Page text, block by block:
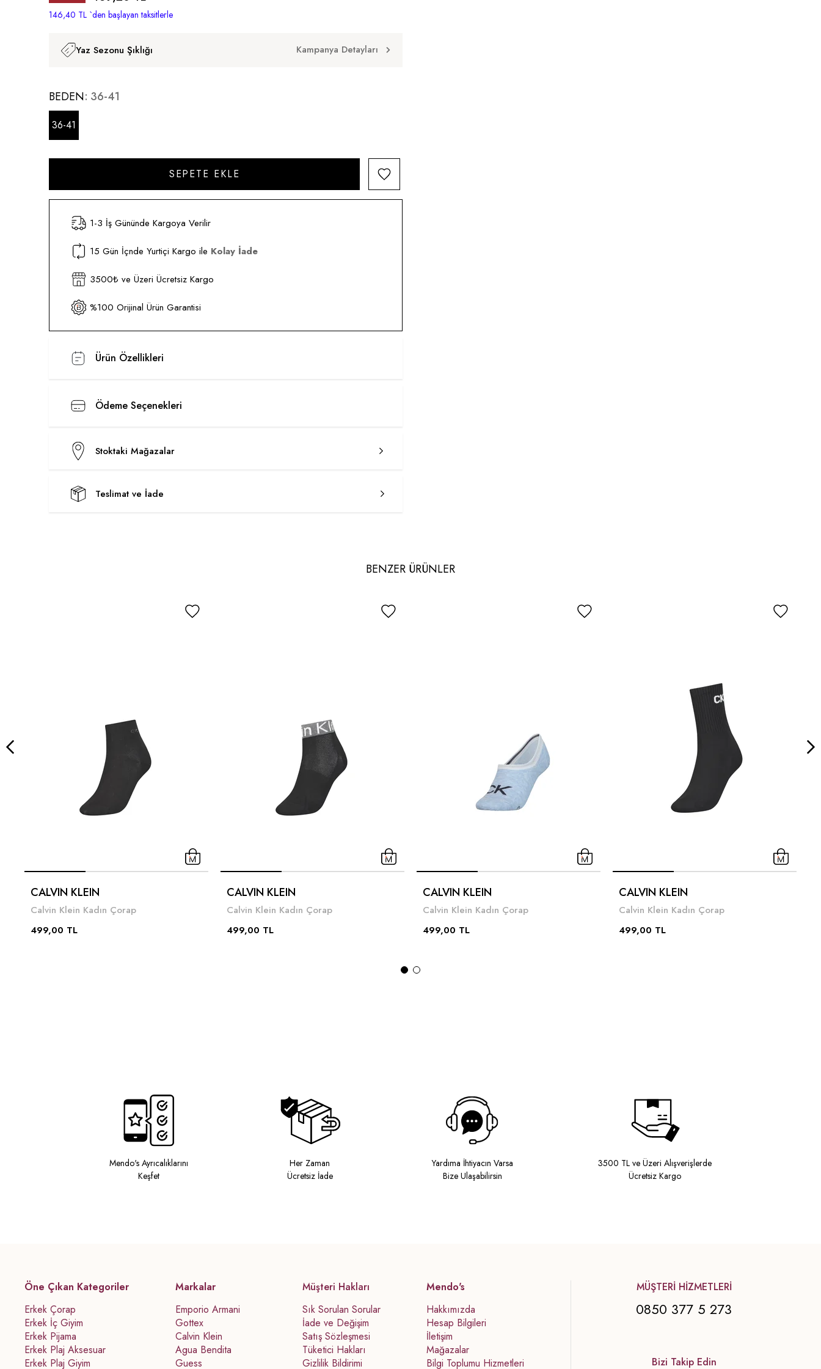
İndirim
146,40 TL `den başlayan taksitlerle
Yaz Sezonu Şıklığı Kampanya Detayları
BEDEN 36-41
36-41
1-3 İş Gününde Kargoya Verilir
15 Gün İçnde Yurtiçi Kargo ile Kolay İade
3500₺ ve Üzeri Ücretsiz Kargo
%100 Orijinal Ürün Garantisi
Ürün Özellikleri
Ödeme Seçenekleri
Stoktaki Mağazalar
Teslimat ve İade
BENZER ÜRÜNLER
CALVIN KLEIN
Calvin Klein Kadın Çorap
499,00 TL
CALVIN KLEIN
Calvin Klein Kadın Çorap
499,00 TL
CALVIN KLEIN
Calvin Klein Kadın Çorap
499,00 TL
CALVIN KLEIN
Calvin Klein Kadın Çorap
499,00 TL
Mendo's Ayrıcalıklarını
Keşfet
Her Zaman
Ücretsiz İade
Yardıma İhtiyacın Varsa
Bize Ulaşabilirsin
3500 TL ve Üzeri Alışverişlerde
Ücretsiz Kargo
Öne Çıkan Kategoriler
Erkek Çorap
Erkek İç Giyim
Erkek Pijama
Erkek Plaj Aksesuar
Erkek Plaj Giyim
Markalar
Emporio Armani
Gottex
Calvin Klein
Agua Bendita
Guess
Müşteri Hakları
Sık Sorulan Sorular
İade ve Değişim
Satış Sözleşmesi
Tüketici Hakları
Gizlilik Bildirimi
Mendo's
Hakkımızda
Hesap Bilgileri
İletişim
Mağazalar
Bilgi Toplumu Hizmetleri
MÜŞTERİ HİZMETLERİ
0850 377 5 273
Bizi Takip Edin